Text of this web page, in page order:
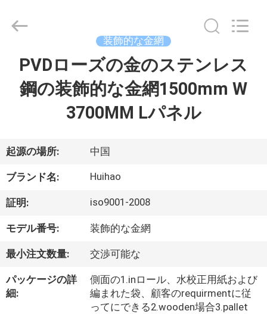
製
品
私
た
に
Limited.
Reserved.
装飾的な金網
PVDローズの金のステンレス
鋼の装飾的な金網1500mm W
3700MM Lパネル
起源の場所: 中国
ブランド名: Huihao
証明: iso9001-2008
モデル番号: 装飾的な金網
最小注文数量: 交渉可能な
パッケージの詳
細:
側面の1.inロール、水校正用紙および
編まれた袋、顧客のrequirmentに従
ってにできる2.wooden場合3.pallet